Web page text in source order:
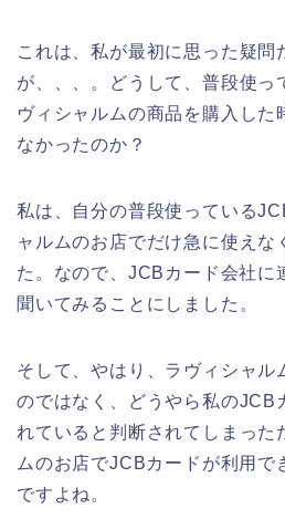
これは、私が最初に思った疑問
が、、、。どうして、普段使っ
ヴィシャルムの商品を購入した
なかったのか？
私は、自分の普段使っている
ャルムのお店でだけ急に使えな
た。なので、JCBカード会社に
聞いてみることにしました。
そして、やはり、ラヴィシャル
のではなく、どうやら私のJCB
れていると判断されてしまった
ムのお店でJCBカードが利用で
ですよね。